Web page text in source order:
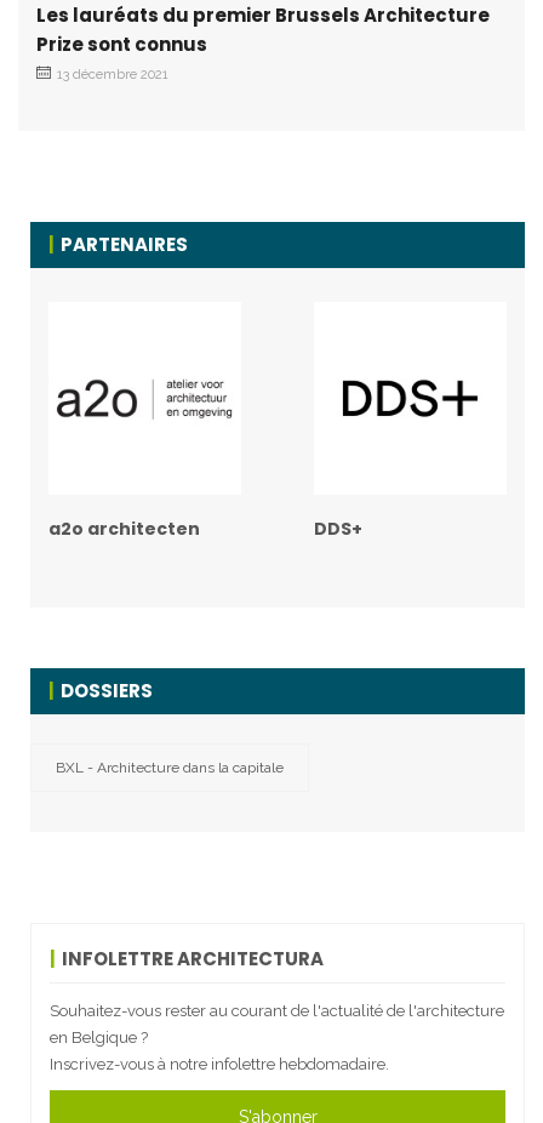
Les lauréats du premier Brussels Architecture
Prize sont connus
13 décembre 2021
PARTENAIRES
a2o architecten DDS+
DOSSIERS
BXL - Architecture dans la capitale
INFOLETTRE ARCHITECTURA
Souhaitez-vous rester au courant de l'actualité de l'architecture
en Belgique ?
Inscrivez-vous à notre infolettre hebdomadaire.
S'abonner